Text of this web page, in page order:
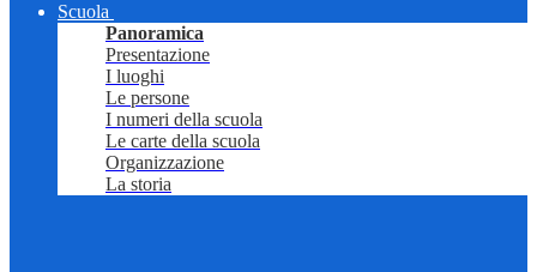
Scuola
Panoramica
Presentazione
I luoghi
Le persone
I numeri della scuola
Le carte della scuola
Organizzazione
La storia